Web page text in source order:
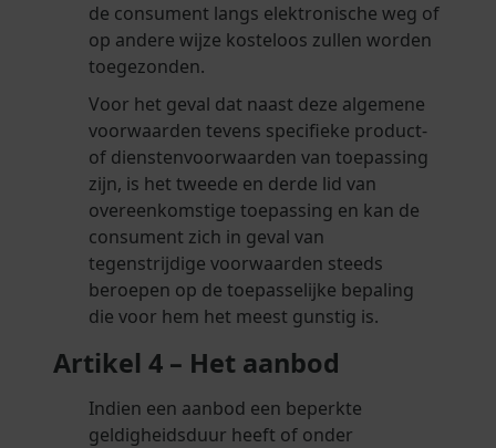
de consument langs elektronische weg of
op andere wijze kosteloos zullen worden
toegezonden.
Voor het geval dat naast deze algemene
voorwaarden tevens specifieke product-
of dienstenvoorwaarden van toepassing
zijn, is het tweede en derde lid van
overeenkomstige toepassing en kan de
consument zich in geval van
tegenstrijdige voorwaarden steeds
beroepen op de toepasselijke bepaling
die voor hem het meest gunstig is.
Artikel 4 – Het aanbod
Indien een aanbod een beperkte
geldigheidsduur heeft of onder